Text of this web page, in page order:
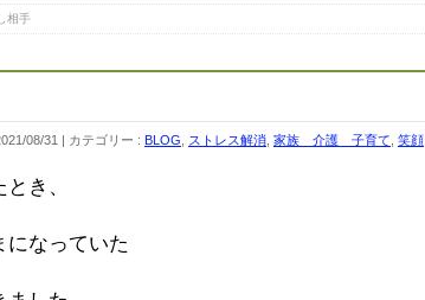
相手
08/31 カテゴリー : BLOG ストレス解消 家族 介護 子育て 笑顔
き、
になっていた